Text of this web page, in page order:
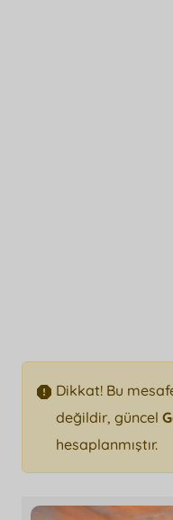
Dikkat! Bu
değildir, güncel
hesaplanmıştır.